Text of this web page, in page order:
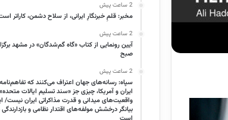
2 ساعت پیش
مخبر: قلمِ خبرنگارِ ایرانی، از سلاح دشمن،
2 ساعت پیش
آیین رونمایی از کتاب «گاه گم‌شدگان» در مشهد
صبح
2 ساعت پیش
سپاه: رسانه‌های جهان اعتراف می‌کنند که
ایران و آمریکا، چیزی جز «سند تسلیم ایالات متحده»
واقعیت‌های میدانی و قدرت مذاکراتی ایران نیست/
بیانگر درخشش مولفه‌های اقتدار نظامی و